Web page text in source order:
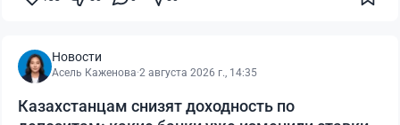
Новости
Асель Каженова·2 августа 2026 г., 14:35
Казахстанцам снизят доходность по